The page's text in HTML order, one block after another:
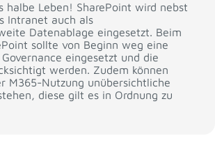
halbe Leben! SharePoint wird nebst
Intranet auch als
Datenablage eingesetzt. Beim
sollte von Beginn weg eine
eingesetzt und die
werden. Zudem können
M365-Nutzung unübersichtliche
diese gilt es in Ordnung zu